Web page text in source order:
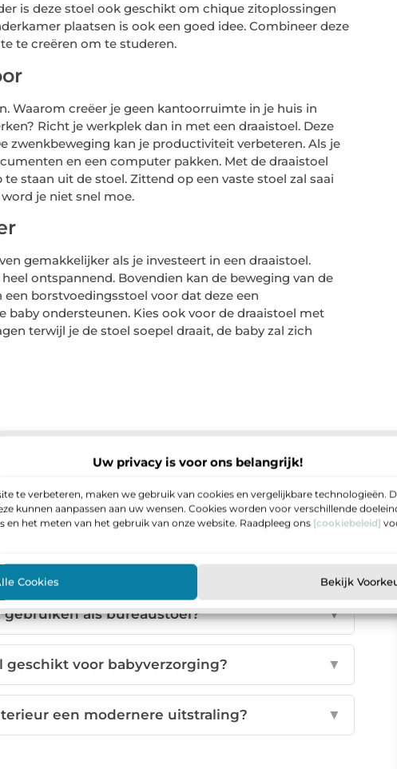
Uw privacy is voor ons belangrijk!
te verbeteren, maken we gebruik van cookies en vergelijkbare technologieën.
kunnen aanpassen aan uw wensen. Cookies worden voor verschillende
en het meten van het gebruik van onze website. Raadpleeg ons [cookiebeleid]
Cookies Bekijk
is deze stoel ook geschikt om chique zitoplossingen
plaatsen is ook een goed idee. Combineer deze
te creëren om te studeren.
Waarom creëer je geen kantoorruimte in je huis in
Richt je werkplek dan in met een draaistoel. Deze
zwenkbeweging kan je productiviteit verbeteren. Als je
en een computer pakken. Met de draaistoel
staan ​​uit de stoel. Zittend op een vaste stoel zal saai
je niet snel moe.
gemakkelijker als je investeert in een draaistoel.
ontspannend. Bovendien kan de beweging van de
borstvoedingsstoel voor dat deze een
baby ondersteunen. Kies ook voor de draaistoel met
terwijl je de stoel soepel draait, de baby zal zich
in mijn huis plaatsen? ▼
voor kleine huizen? ▼
gebruiken als bureaustoel? ▼
geschikt voor babyverzorging? ▼
een modernere uitstraling? ▼